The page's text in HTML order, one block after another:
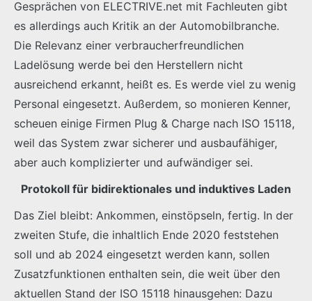
Gesprächen von ELECTRIVE.net mit Fachleuten gibt
es allerdings auch Kritik an der Automobilbranche.
Die Relevanz einer verbraucherfreundlichen
Ladelösung werde bei den Herstellern nicht
ausreichend erkannt, heißt es. Es werde viel zu wenig
Personal eingesetzt. Außerdem, so monieren Kenner,
scheuen einige Firmen Plug & Charge nach ISO 15118,
weil das System zwar sicherer und ausbaufähiger,
aber auch komplizierter und aufwändiger sei.
Protokoll für bidirektionales und induktives Laden
Das Ziel bleibt: Ankommen, einstöpseln, fertig. In der
zweiten Stufe, die inhaltlich Ende 2020 feststehen
soll und ab 2024 eingesetzt werden kann, sollen
Zusatzfunktionen enthalten sein, die weit über den
aktuellen Stand der ISO 15118 hinausgehen: Dazu